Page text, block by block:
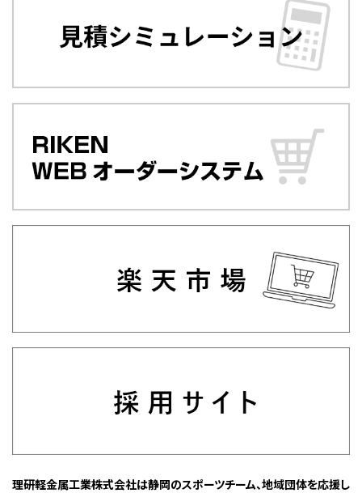
理研軽金属工業株式会社は静岡のスポーツチーム、地域団体を応援し